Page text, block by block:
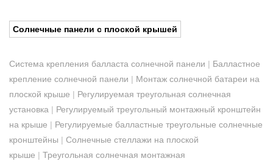
Солнечные панели с плоской крышей
Система крепления балласта солнечной панели | Балластное
крепление солнечной панели | Монтаж солнечной батареи на
плоской крыше | Регулируемая треугольная солнечная
установка | Регулируемый треугольный монтажный кронштейн
на крыше | Регулируемые балластные треугольные солнечные
кронштейны | Солнечные стеллажи на плоской
крыше | Треугольная солнечная монтажная